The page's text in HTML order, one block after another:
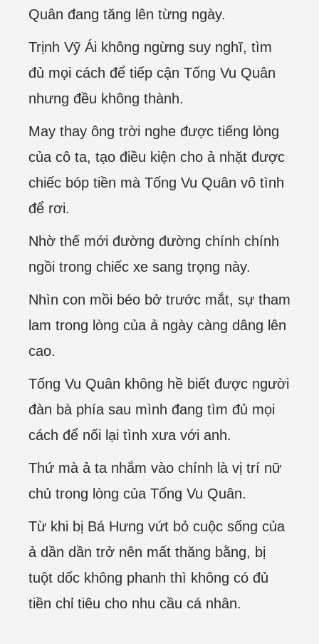
Quân đang tăng lên từng ngày.
Trịnh Vỹ Ái không ngừng suy nghĩ, tìm
đủ mọi cách để tiếp cận Tống Vu Quân
nhưng đều không thành.
May thay ông trời nghe được tiếng lòng
của cô ta, tạo điều kiện cho ả nhặt được
chiếc bóp tiền mà Tống Vu Quân vô tình
để rơi.
Nhờ thế mới đường đường chính chính
ngồi trong chiếc xe sang trọng này.
Nhìn con mồi béo bở trước mắt, sự tham
lam trong lòng của ả ngày càng dâng lên
cao.
Tống Vu Quân không hề biết được người
đàn bà phía sau mình đang tìm đủ mọi
cách để nối lại tình xưa với anh.
Thứ mà ả ta nhắm vào chính là vị trí nữ
chủ trong lòng của Tống Vu Quân.
Từ khi bị Bá Hưng vứt bỏ cuộc sống của
ả dần dần trở nên mất thăng bằng, bị
tuột dốc không phanh thì không có đủ
tiền chỉ tiêu cho nhu cầu cá nhân.